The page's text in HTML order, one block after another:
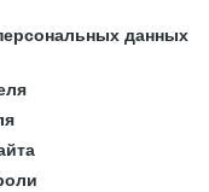
данных